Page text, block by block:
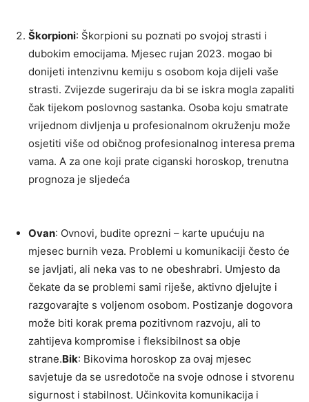
Škorpioni: Škorpioni su poznati po svojoj strasti i
dubokim emocijama. Mjesec rujan 2023. mogao bi
donijeti intenzivnu kemiju s osobom koja dijeli vaše
strasti. Zvijezde sugeriraju da bi se iskra mogla zapaliti
čak tijekom poslovnog sastanka. Osoba koju smatrate
vrijednom divljenja u profesionalnom okruženju može
osjetiti više od običnog profesionalnog interesa prema
vama. A za one koji prate ciganski horoskop, trenutna
prognoza je sljedeća
Ovan: Ovnovi, budite oprezni – karte upućuju na
mjesec burnih veza. Problemi u komunikaciji često će
se javljati, ali neka vas to ne obeshrabri. Umjesto da
čekate da se problemi sami riješe, aktivno djelujte i
razgovarajte s voljenom osobom. Postizanje dogovora
može biti korak prema pozitivnom razvoju, ali to
zahtijeva kompromise i fleksibilnost sa obje
strane.Bik: Bikovima horoskop za ovaj mjesec
savjetuje da se usredotoče na svoje odnose i stvorenu
sigurnost i stabilnost. Učinkovita komunikacija i